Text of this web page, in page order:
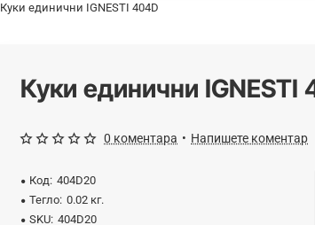
Куки единични IGNESTI 404D
Куки единични IGNESTI
Код: 404D20
Тегло: 0.02 кг.
SKU: 404D20
0 коментара • Напишете коментар